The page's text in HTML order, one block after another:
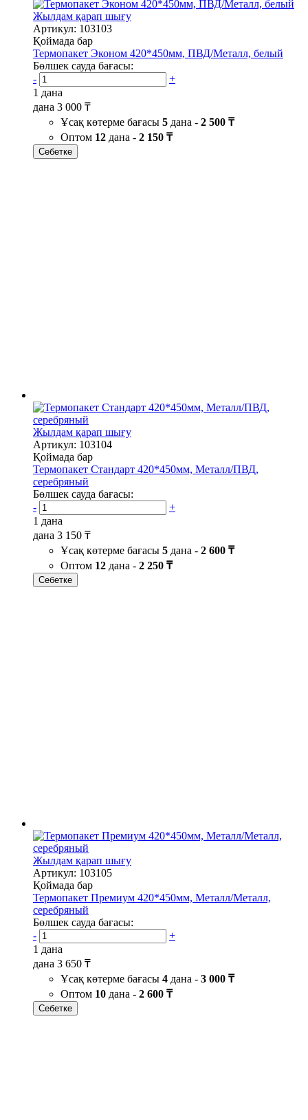
Жылдам қарап шығу
Артикул: 103103
Қоймада бар
Термопакет Эконом 420*450мм, ПВД/Металл, белый
Бөлшек сауда бағасы:
-
+
1 дана
дана 3 000 ₸
Ұсақ көтерме бағасы 5 дана - 2 500 ₸
Оптом 12 дана - 2 150 ₸
Себетке
Жылдам қарап шығу
Артикул: 103104
Қоймада бар
Термопакет Стандарт 420*450мм, Металл/ПВД,
серебряный
Бөлшек сауда бағасы:
-
+
1 дана
дана 3 150 ₸
Ұсақ көтерме бағасы 5 дана - 2 600 ₸
Оптом 12 дана - 2 250 ₸
Себетке
Жылдам қарап шығу
Артикул: 103105
Қоймада бар
Термопакет Премиум 420*450мм, Металл/Металл,
серебряный
Бөлшек сауда бағасы:
-
+
1 дана
дана 3 650 ₸
Ұсақ көтерме бағасы 4 дана - 3 000 ₸
Оптом 10 дана - 2 600 ₸
Себетке